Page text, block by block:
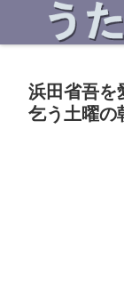
浜田省吾
浜田省吾を
乞う土曜の